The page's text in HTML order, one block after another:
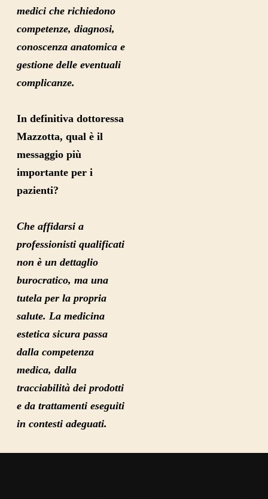
medici che richiedono
competenze, diagnosi,
conoscenza anatomica e
gestione delle eventuali
complicanze.
In definitiva dottoressa
Mazzotta, qual è il
messaggio più
importante per i
pazienti?
Che affidarsi a
professionisti qualificati
non è un dettaglio
burocratico, ma una
tutela per la propria
salute. La medicina
estetica sicura passa
dalla competenza
medica, dalla
tracciabilità dei prodotti
e da trattamenti eseguiti
in contesti adeguati.